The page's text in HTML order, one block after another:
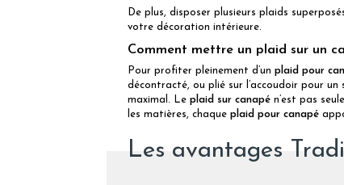
De plus, disposer plusieurs plaids
votre décoration intérieure.
Comment mettre un plaid sur un
Pour profiter pleinement d’un plaid pour
décontracté, ou plié sur l’accoudoir pour un
maximal. Le plaid sur canapé n’est pas
les matières, chaque plaid pour canapé
Les avantages